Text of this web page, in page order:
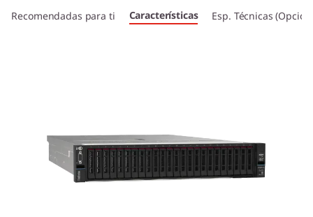
Recomendadas para ti Características Esp. Técnicas